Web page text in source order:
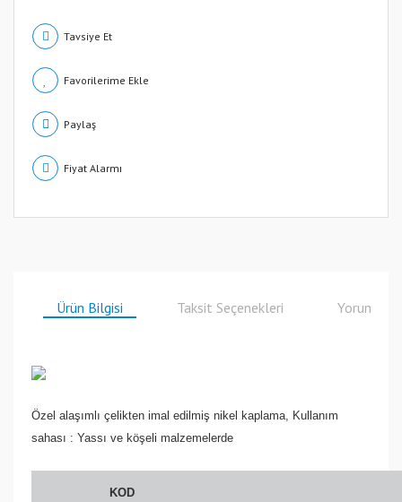
Tavsiye Et
Paylaş
Fiyat Alarmı
Ürün Bilgisi Taksit Seçenekleri Yorumlar
Özel alaşımlı çelikten imal edilmiş nikel kaplama, Kullanım
sahası : Yassı ve köşeli malzemelerde
KOD